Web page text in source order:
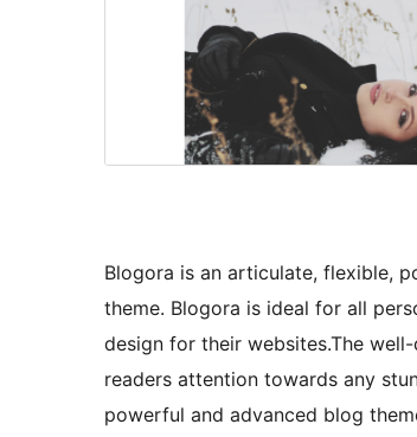
Blogora is an articulate, flexible,
theme. Blogora is ideal for all
design for their websites.The
readers attention towards any
powerful and advanced blog